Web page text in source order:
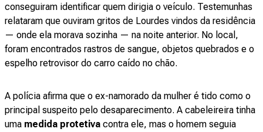
conseguiram identificar quem dirigia o veículo. Testemunhas
relataram que ouviram gritos de Lourdes vindos da residência
— onde ela morava sozinha — na noite anterior. No local,
foram encontrados rastros de sangue, objetos quebrados e o
espelho retrovisor do carro caído no chão.
A polícia afirma que o ex-namorado da mulher é tido como o
principal suspeito pelo desaparecimento. A cabeleireira tinha
uma medida protetiva contra ele, mas o homem seguia